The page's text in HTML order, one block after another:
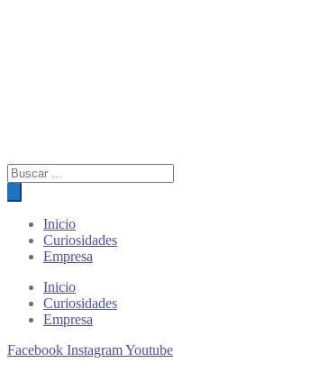
Búsqueda
de
productos
Inicio
Curiosidades
Empresa
Inicio
Curiosidades
Empresa
Facebook InstagramYoutube